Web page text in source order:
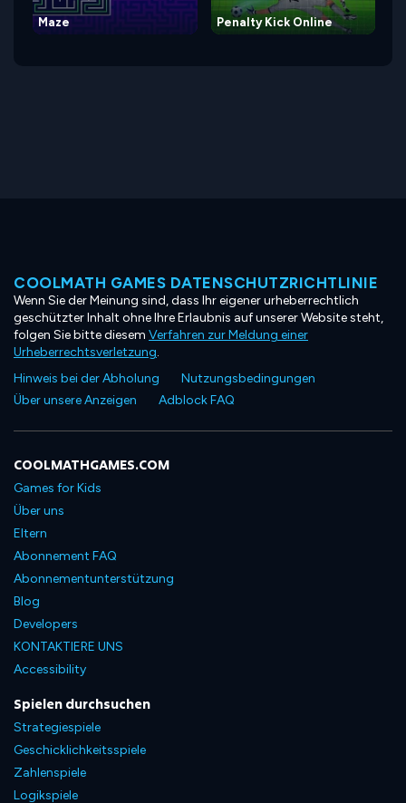
Maze Penalty Kick Online
COOLMATH GAMES DATENSCHUTZRICHTLINIE
Wenn Sie der Meinung sind, dass Ihr eigener urheberrechtlich
geschützter Inhalt ohne Ihre Erlaubnis auf unserer Website steht,
folgen Sie bitte diesem Verfahren zur Meldung einer
Urheberrechtsverletzung.
Hinweis bei der Abholung
Nutzungsbedingungen
Über unsere Anzeigen
Adblock FAQ
COOLMATHGAMES.COM
Games for Kids
Über uns
Eltern
Abonnement FAQ
Abonnementunterstützung
Blog
Developers
KONTAKTIERE UNS
Accessibility
Spielen durchsuchen
Strategiespiele
Geschicklichkeitsspiele
Zahlenspiele
Logikspiele